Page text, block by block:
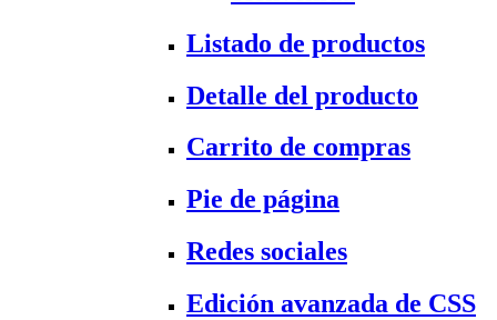
Listado de productos
Detalle del producto
Carrito de compras
Pie de página
Redes sociales
Edición avanzada de CSS